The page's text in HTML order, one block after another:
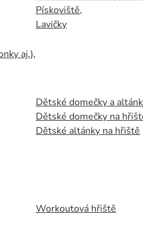
aj.),
Pískoviště,
Lavičky
Dětské domečky a
Dětské domečky na
Dětské altánky na hřiště
Workoutová hřiště